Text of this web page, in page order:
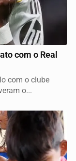
com o Real
com o clube
o...